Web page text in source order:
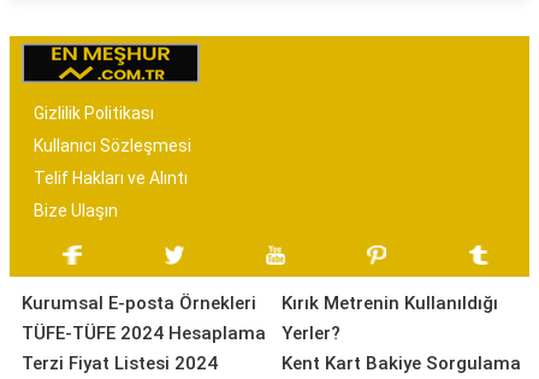
Gizlilik Politikası
Kullanıcı Sözleşmesi
Telif Hakları ve Alıntı
Bize Ulaşın
Kurumsal E-posta Örnekleri
TÜFE-TÜFE 2024 Hesaplama
Terzi Fiyat Listesi 2024
Kırık Metrenin Kullanıldığı
Yerler?
Kent Kart Bakiye Sorgulama